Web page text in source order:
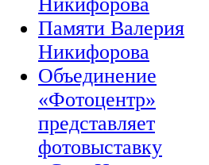
Памяти Валерия
Никифорова
Объединение
«Фотоцентр»
представляет
фотовыставку